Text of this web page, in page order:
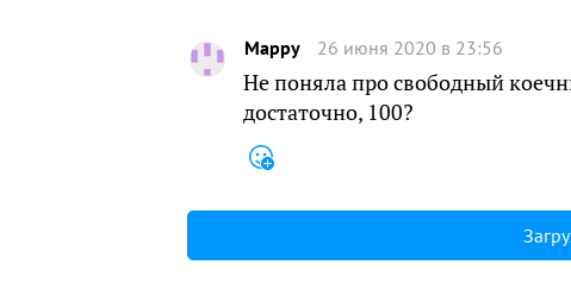
Mappy 26 июня 2020 в 23:56
Не поняла про свободный
достаточно, 100?